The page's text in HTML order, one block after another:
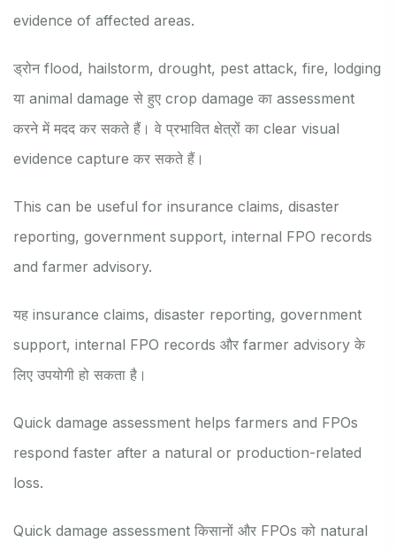
evidence of affected areas.
ड्रोन flood, hailstorm, drought, pest attack, fire, lodging
या animal damage से हुए crop damage का assessment
करने में मदद कर सकते हैं। वे प्रभावित क्षेत्रों का clear visual
evidence capture कर सकते हैं।
This can be useful for insurance claims, disaster
reporting, government support, internal FPO records
and farmer advisory.
यह insurance claims, disaster reporting, government
support, internal FPO records और farmer advisory के
लिए उपयोगी हो सकता है।
Quick damage assessment helps farmers and FPOs
respond faster after a natural or production-related
loss.
Quick damage assessment किसानों और FPOs को natural